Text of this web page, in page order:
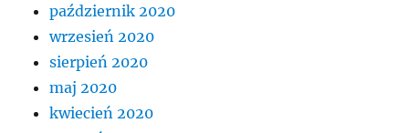
październik 2020
wrzesień 2020
sierpień 2020
maj 2020
kwiecień 2020